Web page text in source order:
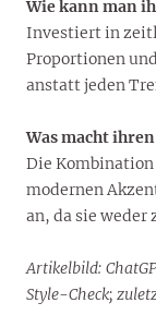
Wie kann man
Investiert in
Proportionen
anstatt jeden
Was macht
Die Kombination
modernen
an, da sie
Artikelbild:
Style-Check;